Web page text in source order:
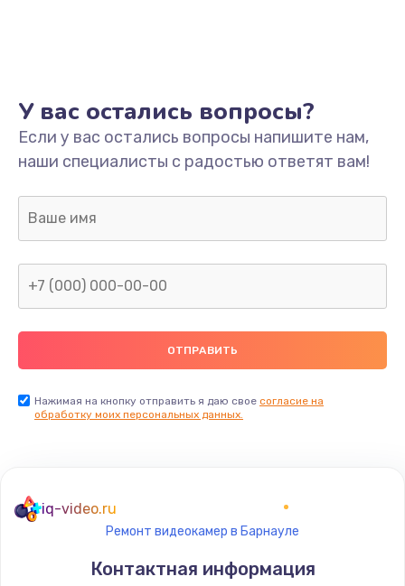
Замена/Pемонт карбюратора
1300 руб.
Заказать
Ремонт капиллярной трубки
400 руб.
Заказать
Замена термостата
1200 руб.
У вас остались вопросы?
Если у вас остались вопросы напишите нам,
наши специалисты с радостью ответят вам!
Нажимая на кнопку отправить я даю свое согласие на
обработку моих персональных данных.
iq-video.ru
Ремонт видеокамер в Барнауле
Контактная информация